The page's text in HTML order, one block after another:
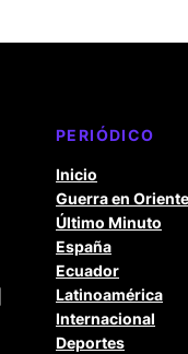
PERIÓDICO
Inicio
Guerra en Oriente
Último Minuto
España
Ecuador
Latinoamérica
Internacional
Deportes